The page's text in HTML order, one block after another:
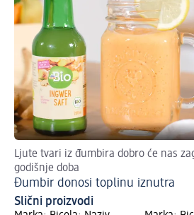
Ljute tvari iz đumbira dobro će nas
godišnje doba
Đumbir donosi toplinu iznutra
Slični proizvodi